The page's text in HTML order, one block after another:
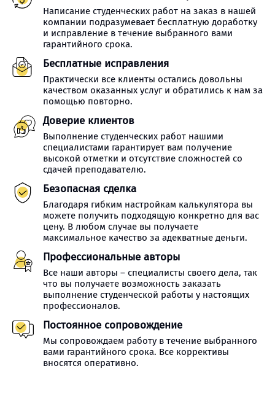
Написание студенческих работ на заказ в нашей
компании подразумевает бесплатную доработку
и исправление в течение выбранного вами
гарантийного срока.
Бесплатные исправления
Практически все клиенты остались довольны
качеством оказанных услуг и обратились к нам за
помощью повторно.
Доверие клиентов
Выполнение студенческих работ нашими
специалистами гарантирует вам получение
высокой отметки и отсутствие сложностей со
сдачей преподавателю.
Безопасная сделка
Благодаря гибким настройкам калькулятора вы
можете получить подходящую конкретно для вас
цену. В любом случае вы получаете
максимальное качество за адекватные деньги.
Профессиональные авторы
Все наши авторы – специалисты своего дела, так
что вы получаете возможность заказать
выполнение студенческой работы у настоящих
профессионалов.
Постоянное сопровождение
Мы сопровождаем работу в течение выбранного
вами гарантийного срока. Все коррективы
вносятся оперативно.